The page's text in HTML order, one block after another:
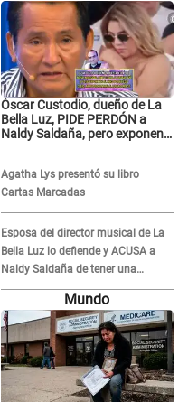
Óscar Custodio, dueño de La
Bella Luz, PIDE PERDÓN a
Naldy Saldaña, pero exponen
grabar"
Agatha Lys presentó su libro
Cartas Marcadas
Esposa del director musical de La
Bella Luz lo defiende y ACUSA a
Naldy Saldaña de tener una
relación con él y otros integrantes
Mundo